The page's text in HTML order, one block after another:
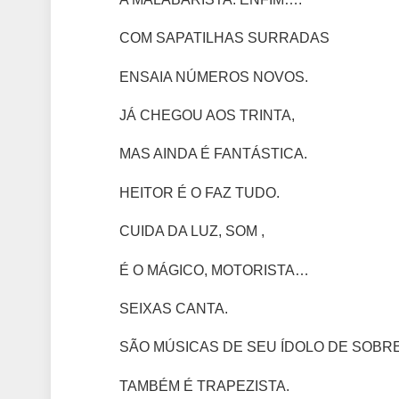
COM SAPATILHAS SURRADAS
ENSAIA NÚMEROS NOVOS.
JÁ CHEGOU AOS TRINTA,
MAS AINDA É FANTÁSTICA.
HEITOR É O FAZ TUDO.
CUIDA DA LUZ, SOM ,
É O MÁGICO, MOTORISTA…
SEIXAS CANTA.
SÃO MÚSICAS DE SEU ÍDOLO DE
TAMBÉM É TRAPEZISTA.